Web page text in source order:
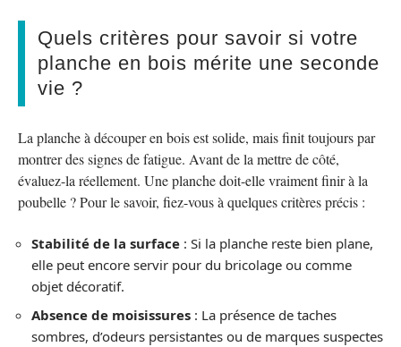
Quels critères pour savoir si votre
planche en bois mérite une seconde
vie ?
La planche à découper en bois est solide, mais finit toujours par
montrer des signes de fatigue. Avant de la mettre de côté,
évaluez-la réellement. Une planche doit-elle vraiment finir à la
poubelle ? Pour le savoir, fiez-vous à quelques critères précis :
Stabilité de la surface : Si la planche reste bien plane,
elle peut encore servir pour du bricolage ou comme
objet décoratif.
Absence de moisissures : La présence de taches
sombres, d’odeurs persistantes ou de marques suspectes